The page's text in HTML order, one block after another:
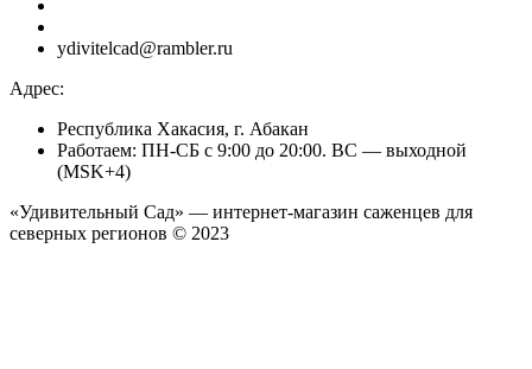
ydivitelcad@rambler.ru
Адрес:
Республика Хакасия, г. Абакан
Работаем: ПН-СБ с 9:00 до 20:00. ВС — выходной
(MSK+4)
«Удивительный Сад» — интернет-магазин саженцев для
северных регионов © 2023